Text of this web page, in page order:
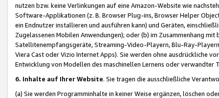
nutzen bzw. keine Verlinkungen auf eine Amazon-Website wie
Software-Applikationen (z. B. Browser Plug-ins, Browser Helper
ein Endnutzer installieren und ausführen kann) und Geräten,
Zugelassenen Mobilen Anwendungen); oder (b) im Zusammenhang
Satellitenempfangsgeräte, Streaming-Video-Playern, Blu-Ray-
Viera Cast oder Vizio Internet Apps). Sie werden ohne ausdrückliche
Entwicklung von Modellen des maschinellen Lernens oder
6. Inhalte auf Ihrer Website. Sie tragen die ausschließliche
(a) Sie werden Programminhalte in keiner Weise ergänzen, löschen